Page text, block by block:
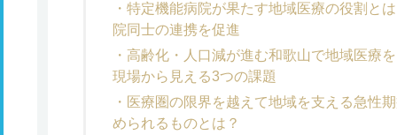
特定機能病院が果たす地域医療の役割と
院同士の連携を促進
高齢化・人口減が進む和歌山で地域医療
現場から見える3つの課題
医療圏の限界を越えて地域を支える急性
められるものとは？